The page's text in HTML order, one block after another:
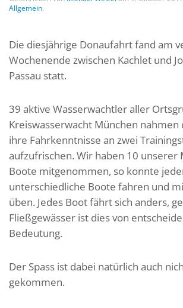
Allgemein.
Die diesjährige Donaufahrt fand am
Wochenende zwischen Kachlet und
Passau statt.
39 aktive Wasserwachtler aller
Kreiswasserwacht München nahmen
ihre Fahrkenntnisse an zwei
aufzufrischen. Wir haben 10 unserer
Boote mitgenommen, so konnte
unterschiedliche Boote fahren und
üben. Jedes Boot fährt sich anders,
Fließgewässer ist dies von
Bedeutung.
Der Spass ist dabei natürlich auch
gekommen.